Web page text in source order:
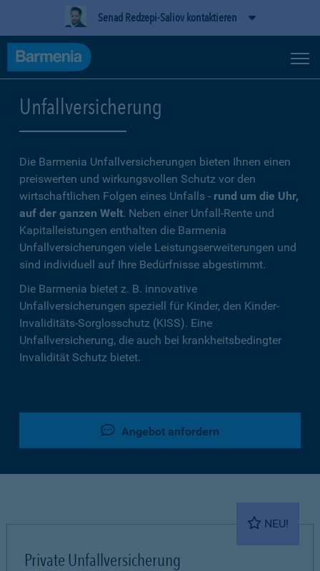
Senad Redzepi-Saliov kontaktieren
Unfallversicherung
Die Barmenia Unfallversicherungen bieten Ihnen einen
preiswerten und wirkungsvollen Schutz vor den
wirtschaftlichen Folgen eines Unfalls - rund um die Uhr,
auf der ganzen Welt. Neben einer Unfall-Rente und
Kapitalleistungen enthalten die Barmenia
Unfallversicherungen viele Leistungserweiterungen und
sind individuell auf Ihre Bedürfnisse abgestimmt.
Die Barmenia bietet z. B. innovative
Unfallversicherungen speziell für Kinder, den Kinder-
Invaliditäts-Sorglosschutz (KISS). Eine
Unfallversicherung, die auch bei krankheitsbedingter
Invalidität Schutz bietet.
Angebot anfordern
NEU!
Private Unfallversicherung